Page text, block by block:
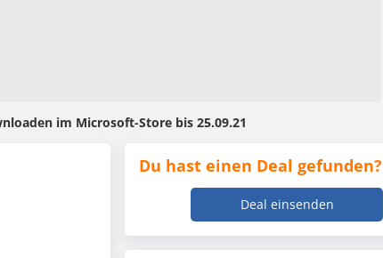
im Microsoft-Store bis 25.09.21
Du hast einen Deal gefunden?
Deal einsenden